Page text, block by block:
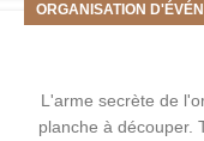
ORGANISATION
L'arme secrète de
planche à découper.